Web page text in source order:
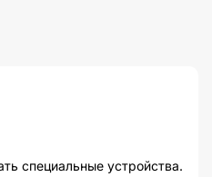
специальные устройства.